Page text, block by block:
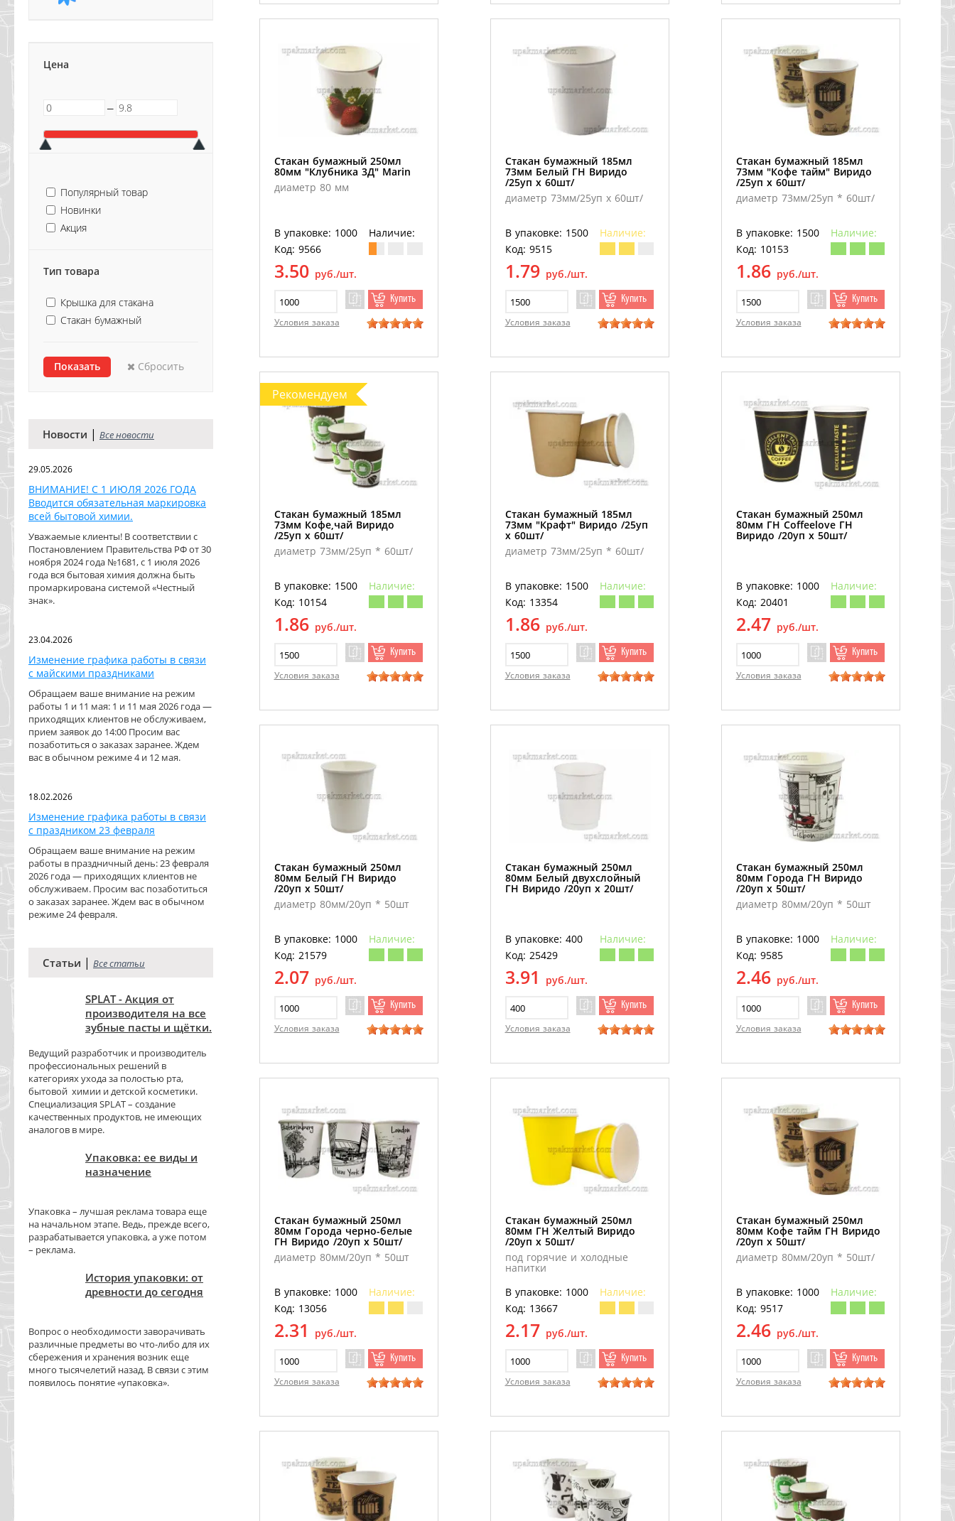
Цена
─
Популярный товар
Новинки
Акция
Тип товара
Крышка для стакана
Стакан бумажный
Сбросить
Новости | Все новости
29.05.2026
ВНИМАНИЕ! С 1 ИЮЛЯ 2026 ГОДА
Вводится обязательная маркировка
всей бытовой химии.
Уважаемые клиенты! В соответствии с
Постановлением Правительства РФ от 30
ноября 2024 года №1681, с 1 июля 2026
года вся бытовая химия должна быть
промаркирована системой «Честный
знак».
23.04.2026
Изменение графика работы в связи
с майскими праздниками
Обращаем ваше внимание на режим
работы 1 и 11 мая: 1 и 11 мая 2026 года —
приходящих клиентов не обслуживаем,
прием заявок до 14:00 Просим вас
позаботиться о заказах заранее. Ждем
вас в обычном режиме 4 и 12 мая.
18.02.2026
Изменение графика работы в связи
с праздником 23 февраля
Обращаем ваше внимание на режим
работы в праздничный день: 23 февраля
2026 года — приходящих клиентов не
обслуживаем. Просим вас позаботиться
о заказах заранее. Ждем вас в обычном
режиме 24 февраля.
Статьи | Все статьи
SPLAT - Акция от
производителя на все
зубные пасты и щётки.
Ведущий разработчик и производитель
профессиональных решений в
категориях ухода за полостью рта,
бытовой химии и детской косметики.
Специализация SPLAT – создание
качественных продуктов, не имеющих
аналогов в мире.
Упаковка: ее виды и
назначение
Упаковка – лучшая реклама товара еще
на начальном этапе. Ведь, прежде всего,
разрабатывается упаковка, а уже потом
– реклама.
История упаковки: от
древности до сегодня
Вопрос о необходимости заворачивать
различные предметы во что-либо для их
сбережения и хранения возник еще
много тысячелетий назад. В связи с этим
появилось понятие «упаковка».
Стакан бумажный 250мл
80мм "Клубника 3Д" Marin
диаметр 80 мм
В упаковке: 1000
Наличие:
Код: 9566
3.50 руб./шт.
Купить
Условия заказа
Стакан бумажный 185мл
73мм Белый ГН Виридо
/25уп х 60шт/
диаметр 73мм/25уп х 60шт/
В упаковке: 1500
Наличие:
Код: 9515
1.79 руб./шт.
Купить
Условия заказа
Стакан бумажный 185мл
73мм "Кофе тайм" Виридо
/25уп х 60шт/
диаметр 73мм/25уп * 60шт/
В упаковке: 1500
Наличие:
Код: 10153
1.86 руб./шт.
Купить
Условия заказа
Рекомендуем
Стакан бумажный 185мл
73мм Кофе,чай Виридо
/25уп х 60шт/
диаметр 73мм/25уп * 60шт/
В упаковке: 1500
Наличие:
Код: 10154
1.86 руб./шт.
Купить
Условия заказа
Стакан бумажный 185мл
73мм "Крафт" Виридо /25уп
х 60шт/
диаметр 73мм/25уп * 60шт/
В упаковке: 1500
Наличие:
Код: 13354
1.86 руб./шт.
Купить
Условия заказа
Стакан бумажный 250мл
80мм ГН Coffeelove ГН
Виридо /20уп х 50шт/
В упаковке: 1000
Наличие:
Код: 20401
2.47 руб./шт.
Купить
Условия заказа
Стакан бумажный 250мл
80мм Белый ГН Виридо
/20уп х 50шт/
диаметр 80мм/20уп * 50шт
В упаковке: 1000
Наличие:
Код: 21579
2.07 руб./шт.
Купить
Условия заказа
Стакан бумажный 250мл
80мм Белый двухслойный
ГН Виридо /20уп х 20шт/
В упаковке: 400
Наличие:
Код: 25429
3.91 руб./шт.
Купить
Условия заказа
Стакан бумажный 250мл
80мм Города ГН Виридо
/20уп х 50шт/
диаметр 80мм/20уп * 50шт
В упаковке: 1000
Наличие:
Код: 9585
2.46 руб./шт.
Купить
Условия заказа
Стакан бумажный 250мл
80мм Города черно-белые
ГН Виридо /20уп х 50шт/
диаметр 80мм/20уп * 50шт
В упаковке: 1000
Наличие:
Код: 13056
2.31 руб./шт.
Купить
Условия заказа
Стакан бумажный 250мл
80мм ГН Желтый Виридо
/20уп х 50шт/
под горячие и холодные
напитки
В упаковке: 1000
Наличие:
Код: 13667
2.17 руб./шт.
Купить
Условия заказа
Стакан бумажный 250мл
80мм Кофе тайм ГН Виридо
/20уп х 50шт/
диаметр 80мм/20уп * 50шт/
В упаковке: 1000
Наличие:
Код: 9517
2.46 руб./шт.
Купить
Условия заказа